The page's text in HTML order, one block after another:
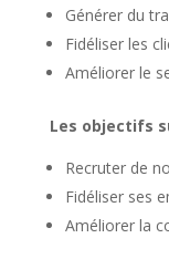
Générer du
Fidéliser les
Améliorer le
Les objectifs
Recruter de
Fidéliser ses
Améliorer la